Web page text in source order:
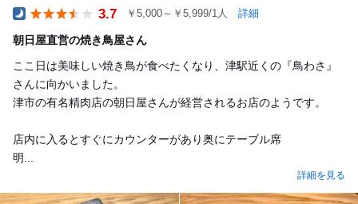
3.7 ￥5,000～￥5,999/1人 詳細
朝日屋直営の焼き鳥屋さん
ここ日は美味しい焼き鳥が食べたくなり、津駅近くの『鳥わさ』
さんに向かいました。
津市の有名精肉店の朝日屋さんが経営されるお店のようです。
店内に入るとすぐにカウンターがあり奥にテーブル席
明...
詳細を見る